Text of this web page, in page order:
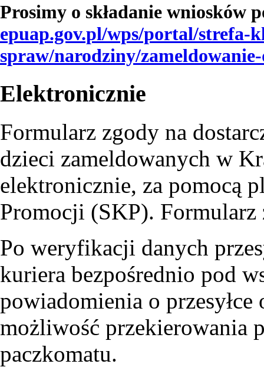
Prosimy o składanie wniosków
epuap.gov.pl/wps/portal/strefa-
spraw/narodziny/
Elektronicznie
Formularz zgody na
dzieci zameldowanych w
elektronicznie, za pomocą
Promocji (SKP).
Po weryfikacji danych
kuriera bezpośrednio pod
powiadomienia o
możliwość przekierowania
paczkomatu.